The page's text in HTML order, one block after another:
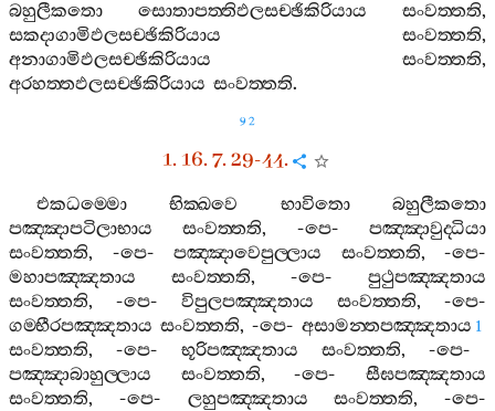
බහුලීකතො
සොතාපත‍්තිඵලසච‍්ඡිකිරියාය සංවත‍්තති,
සකදාගාමිඵලසච‍්ඡිකිරියාය
සංවත‍්තති,
අනාගාමිඵලසච‍්ඡිකිරියාය
සංවත‍්තති,
අරහත‍්තඵලසච‍්ඡිකිරියාය සංවත‍්තති.
92
1. 16. 7. 29-44.
එකධම‍්මො භික‍්ඛවෙ භාවිතො
බහුලීකතො
පඤ‍්ඤාපටිලාභාය
සංවත‍්තති, -පෙ-පඤ‍්ඤාවුද‍්ධියා
සංවත‍්තති, -පෙ- පඤ‍්ඤාවෙපුල‍්ලාය සංවත‍්තති, -පෙ-
මහාපඤ‍්ඤතාය
සංවත‍්තති, -පෙ- පුථුපඤ‍්ඤතාය
සංවත‍්තති, -පෙ- විපුලපඤ‍්ඤතාය සංවත‍්තති, -පෙ-
ගම‍්භීරපඤ‍්ඤතාය සංවත‍්තති, -පෙ- අසාමන‍්තපඤ‍්ඤතාය 1
සංවත‍්තති, -පෙ- භූරිපඤ‍්ඤතාය සංවත‍්තති, -පෙ-
පඤ‍්ඤාබාහුල‍්ලාය
සංවත‍්තති, -පෙ-සීඝපඤ‍්ඤතාය
සංවත‍්තති, -පෙ- ලහුපඤ‍්ඤතාය සංවත‍්තති, -පෙ-